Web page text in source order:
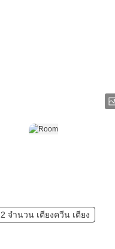
2 จำนวน เตียงควีน เตียง